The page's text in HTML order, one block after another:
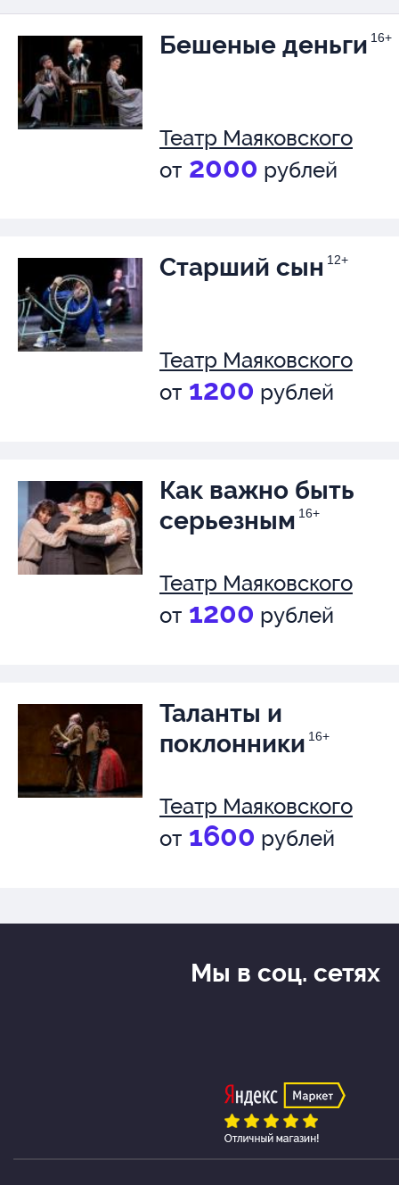
Бешеные деньги 16+
Театр Маяковского
от 2000 рублей
Старший сын 12+
Театр Маяковского
от 1200 рублей
Как важно быть
серьезным 16+
Театр Маяковского
от 1200 рублей
Таланты и
поклонники 16+
Театр Маяковского
от 1600 рублей
Мы в соц. сетях